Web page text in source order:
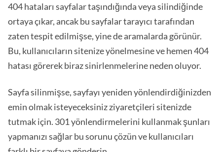
404 hataları sayfalar taşındığında veya silindiğinde
ortaya çıkar, ancak bu sayfalar tarayıcı tarafından
zaten tespit edilmişse, yine de aramalarda görünür.
Bu, kullanıcıların sitenize yönelmesine ve hemen 404
hatası görerek biraz sinirlenmelerine neden oluyor.
Sayfa silinmişse, sayfayı yeniden yönlendirdiğinizden
emin olmak isteyeceksiniz ziyaretçileri sitenizde
tutmak için. 301 yönlendirmelerini kullanmak şunları
yapmanızı sağlar bu sorunu çözün ve kullanıcıları